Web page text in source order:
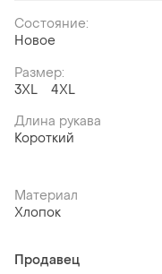
Состояние:
Новое
Размер:
3XL
4XL
Длина рукава
Короткий
Материал
Хлопок
Продавец